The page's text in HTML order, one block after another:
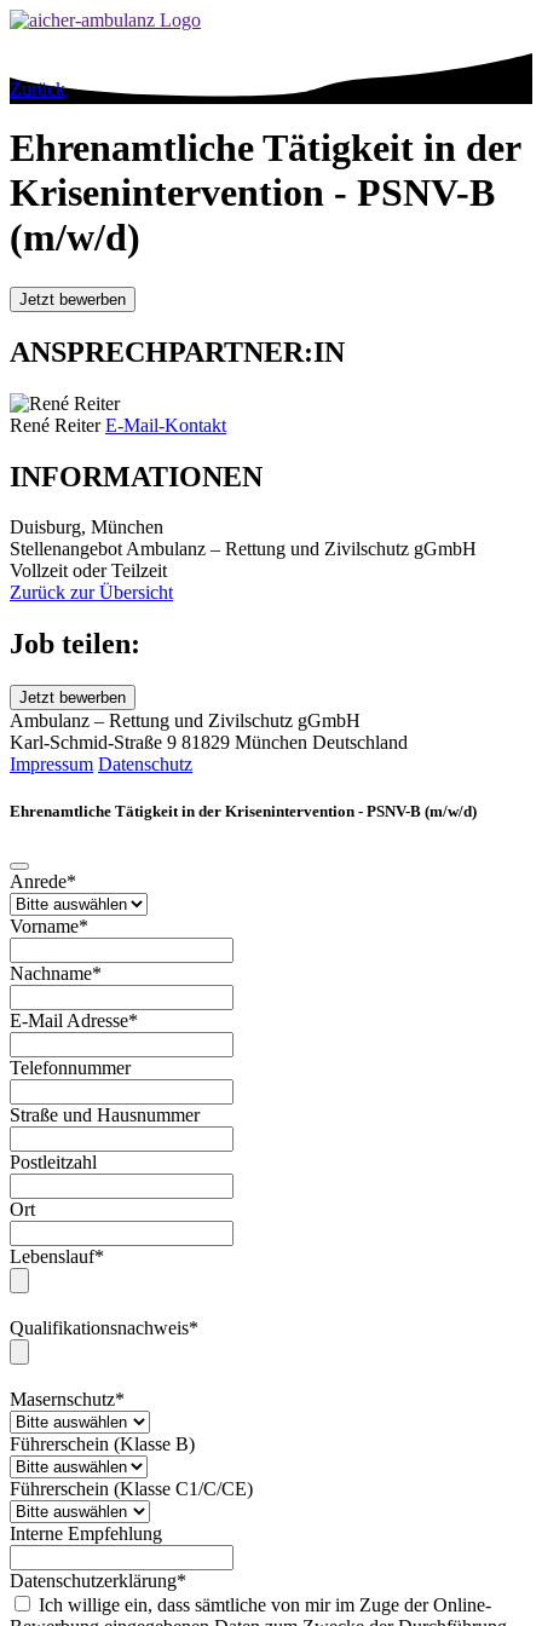
Zurück
Ehrenamtliche Tätigkeit in der
Krisenintervention - PSNV-B
(m/w/d)
Jetzt bewerben
ANSPRECHPARTNER:IN
René Reiter E-Mail-Kontakt
INFORMATIONEN
Duisburg, München
Stellenangebot Ambulanz – Rettung und Zivilschutz gGmbH
Vollzeit oder Teilzeit
Zurück zur Übersicht
Job teilen:
Jetzt bewerben
Ambulanz – Rettung und Zivilschutz gGmbH
Karl-Schmid-Straße 9 81829 München Deutschland
Impressum Datenschutz
Ehrenamtliche Tätigkeit in der Krisenintervention - PSNV-B (m/w/d)
Anrede*
Vorname*
Nachname*
E-Mail Adresse*
Telefonnummer
Straße und Hausnummer
Postleitzahl
Ort
Lebenslauf*
Qualifikationsnachweis*
Masernschutz*
Führerschein (Klasse B)
Führerschein (Klasse C1/C/CE)
Interne Empfehlung
Datenschutzerklärung*
Ich willige ein, dass sämtliche von mir im Zuge der Online-